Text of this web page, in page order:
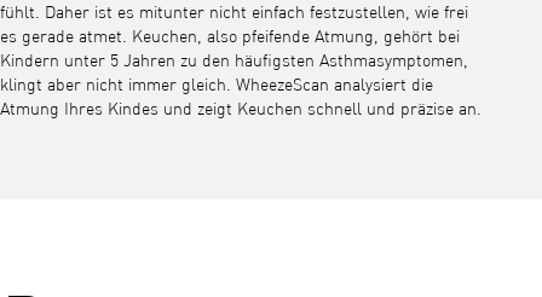
fühlt. Daher ist es mitunter nicht einfach festzustellen, wie frei
es gerade atmet. Keuchen, also pfeifende Atmung, gehört bei
Kindern unter 5 Jahren zu den häufigsten Asthmasymptomen,
klingt aber nicht immer gleich. WheezeScan analysiert die
Atmung Ihres Kindes und zeigt Keuchen schnell und präzise an.